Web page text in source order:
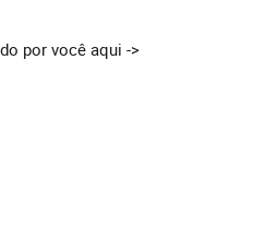
por você aqui ->